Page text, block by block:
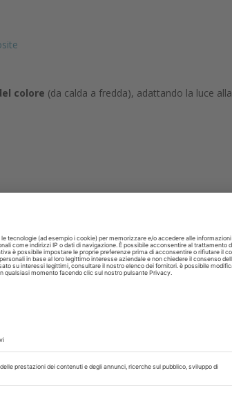
colore (da calda a fredda), adattando la luce alla
archiviare poiché possono fornire evidenza del
dicembre 2017, le videoregistrazioni è
informato, momento fondamentale del
lampada MCT View si connette al PC dello
utilizzi.
in una tecnologia che eleva lo standard
e condivisibile.